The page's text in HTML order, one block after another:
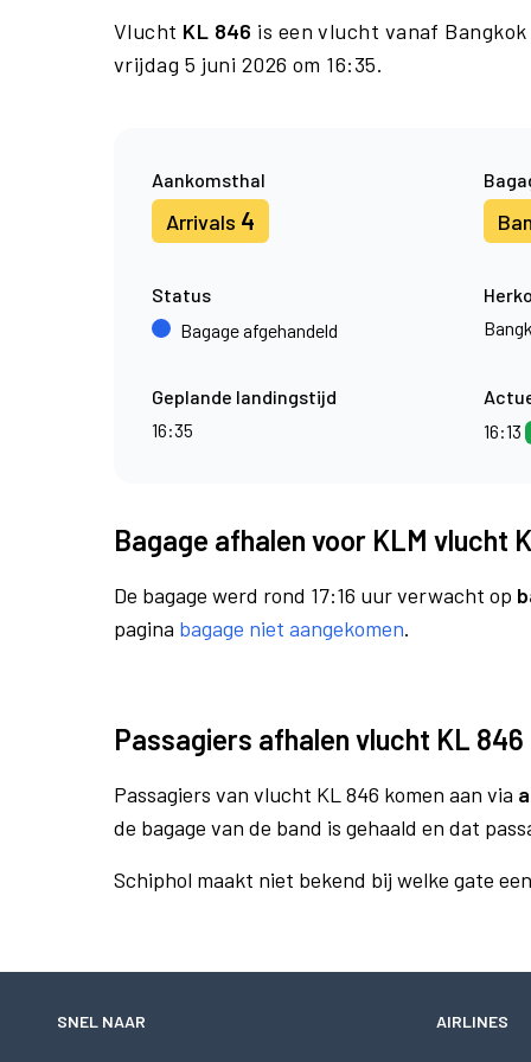
Vlucht KL 846 is een vlucht vanaf
vrijdag 5 juni 2026 om 16:35.
Aankomsthal
Arrivals 4
Status
Bagage afgehandeld
Geplande landingstijd
16:35
16:13
Bagage afhalen voor KLM vlucht
De bagage werd rond 17:16 uur verwacht op
pagina bagage niet aangekomen.
Passagiers afhalen vlucht KL 846
Passagiers van vlucht KL 846 komen aan via
de bagage van de band is gehaald en dat
Schiphol maakt niet bekend bij welke gate
SNEL NAAR AIRLINES